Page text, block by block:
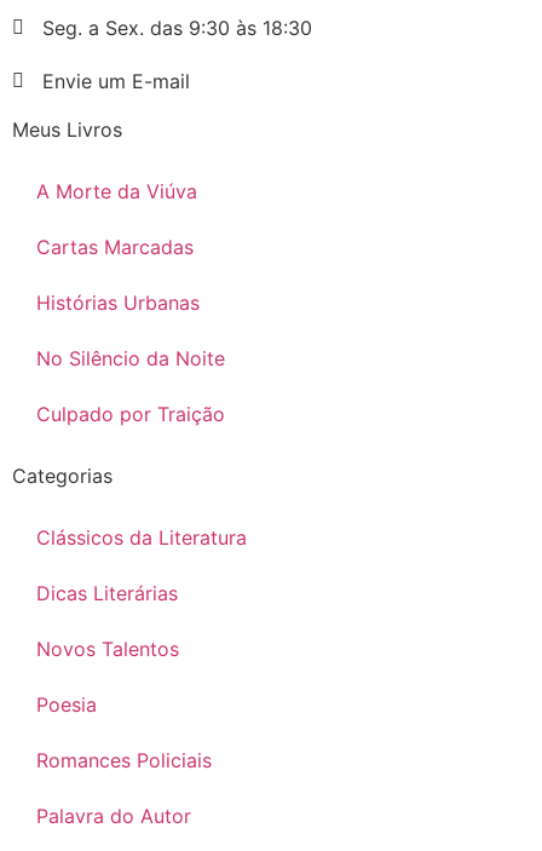
Seg. a Sex. das 9:30 às 18:30
Envie um E-mail
Meus Livros
A Morte da Viúva
Cartas Marcadas
Histórias Urbanas
No Silêncio da Noite
Culpado por Traição
Categorias
Clássicos da Literatura
Dicas Literárias
Novos Talentos
Poesia
Romances Policiais
Palavra do Autor